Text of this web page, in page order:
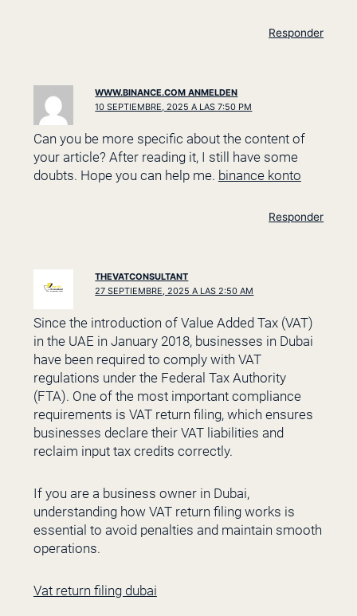
Responder
WWW.BINANCE.COM ANMELDEN
10 SEPTIEMBRE, 2025 A LAS 7:50 PM
Can you be more specific about the content of
your article? After reading it, I still have some
doubts. Hope you can help me. binance konto
Responder
THEVATCONSULTANT
27 SEPTIEMBRE, 2025 A LAS 2:50 AM
Since the introduction of Value Added Tax (VAT)
in the UAE in January 2018, businesses in Dubai
have been required to comply with VAT
regulations under the Federal Tax Authority
(FTA). One of the most important compliance
requirements is VAT return filing, which ensures
businesses declare their VAT liabilities and
reclaim input tax credits correctly.
If you are a business owner in Dubai,
understanding how VAT return filing works is
essential to avoid penalties and maintain smooth
operations.
Vat return filing dubai